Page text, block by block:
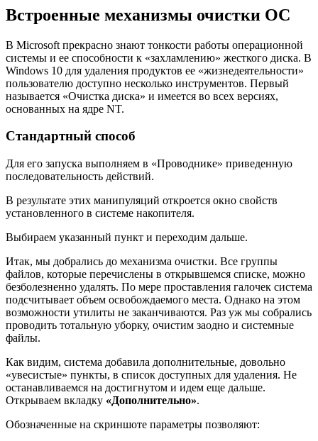
Встроенные механизмы очистки ОС
В Microsoft прекрасно знают тонкости работы операционной
системы и ее способности к «захламлению» жесткого диска. В
Windows 10 для удаления продуктов ее «жизнедеятельности»
пользователю доступно несколько инструментов. Первый
называется «Очистка диска» и имеется во всех версиях,
основанных на ядре NT.
Стандартный способ
Для его запуска выполняем в «Проводнике» приведенную
последовательность действий.
В результате этих манипуляций откроется окно свойств
установленного в системе накопителя.
Выбираем указанный пункт и переходим дальше.
Итак, мы добрались до механизма очистки. Все группы
файлов, которые перечислены в открывшемся списке, можно
безболезненно удалять. По мере проставления галочек система
подсчитывает объем освобождаемого места. Однако на этом
возможности утилиты не заканчиваются. Раз уж мы собрались
проводить тотальную уборку, очистим заодно и системные
файлы.
Как видим, система добавила дополнительные, довольно
«увесистые» пункты, в список доступных для удаления. Не
останавливаемся на достигнутом и идем еще дальше.
Открываем вкладку «Дополнительно».
Обозначенные на скриншоте параметры позволяют: